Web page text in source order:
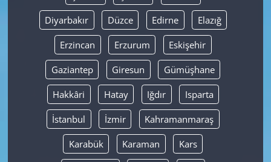
Diyarbakır Düzce Edirne Elazığ
Erzincan Erzurum Eskişehir
Gaziantep Giresun Gümüşhane
Hakkâri Hatay Iğdır Isparta
İstanbul İzmir Kahramanmaraş
Karabük Karaman Kars